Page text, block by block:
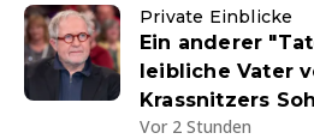
Private Einblicke
Ein anderer
leibliche Vater
Krassnitzers
Vor 2 Stunden